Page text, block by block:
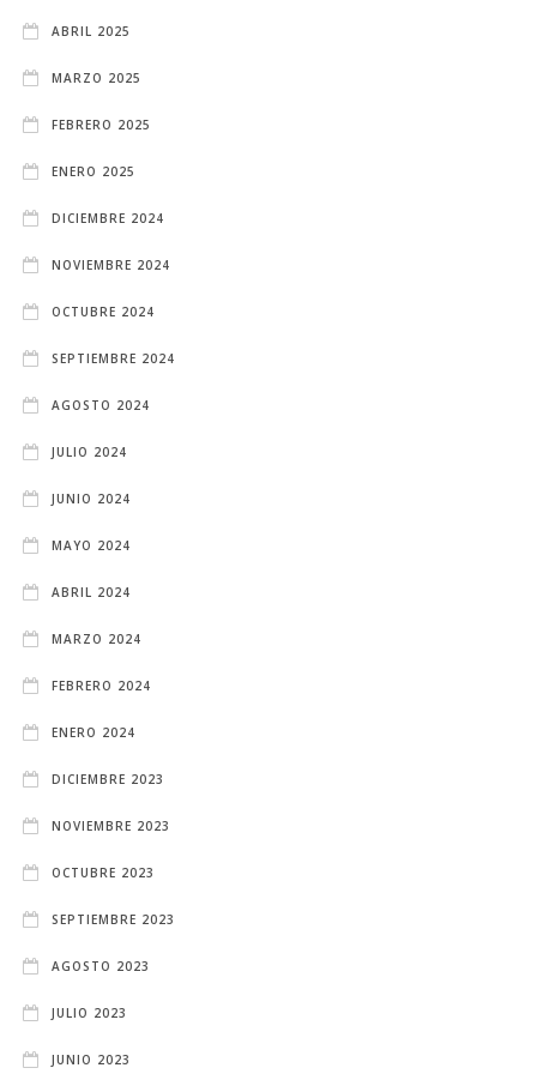
ABRIL 2025
MARZO 2025
FEBRERO 2025
ENERO 2025
DICIEMBRE 2024
NOVIEMBRE 2024
OCTUBRE 2024
SEPTIEMBRE 2024
AGOSTO 2024
JULIO 2024
JUNIO 2024
MAYO 2024
ABRIL 2024
MARZO 2024
FEBRERO 2024
ENERO 2024
DICIEMBRE 2023
NOVIEMBRE 2023
OCTUBRE 2023
SEPTIEMBRE 2023
AGOSTO 2023
JULIO 2023
JUNIO 2023